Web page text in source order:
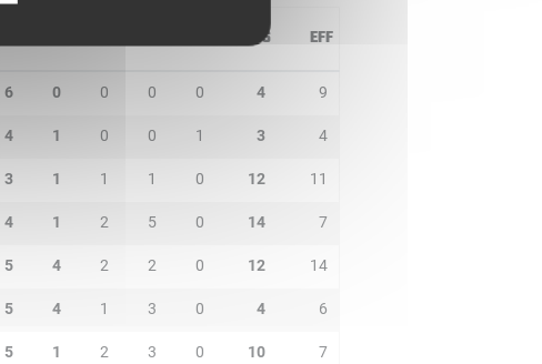
PTS EFF
6 0 0 0 0 4 9
4 1 0 0 1 3 4
3 1 1 1 0 12 11
4 1 2 5 0 14 7
5 4 2 2 0 12 14
5 4 1 3 0 4 6
5 1 2 3 0 10 7